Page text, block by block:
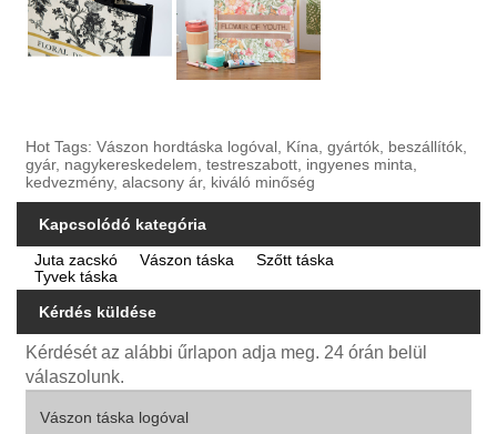
Hot Tags: Vászon hordtáska logóval, Kína, gyártók, beszállítók,
gyár, nagykereskedelem, testreszabott, ingyenes minta,
kedvezmény, alacsony ár, kiváló minőség
Kapcsolódó kategória
Juta zacskó
Vászon táska
Szőtt táska
Tyvek táska
Kérdés küldése
Kérdését az alábbi űrlapon adja meg. 24 órán belül
válaszolunk.